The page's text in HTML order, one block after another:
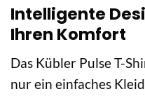
Intelligente
Ihren Komfort
Das Kübler Pulse T-
nur ein einfaches